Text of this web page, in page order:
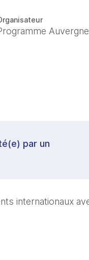
par un
internationaux